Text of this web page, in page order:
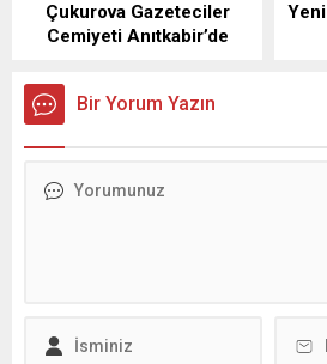
Çukurova Gazeteciler
Cemiyeti Anıtkabir’de
Bir Yorum Yazın